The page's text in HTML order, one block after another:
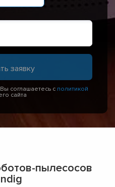
соглашаетесь с политикой
сайта
пылесосов